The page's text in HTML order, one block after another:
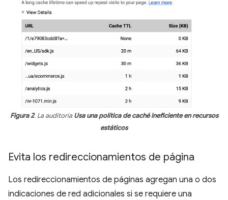
Figura 2. La auditoríaUsa una política de caché ineficiente en recursos
estáticos
Evita los redireccionamientos de página
Los redireccionamientos de páginas agregan una o dos
indicaciones de red adicionales si se requiere una